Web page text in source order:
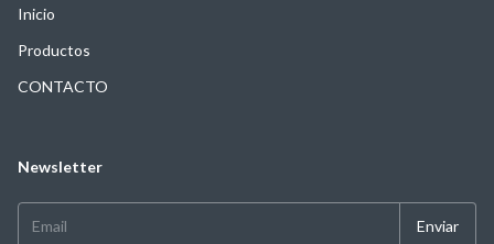
Inicio
Productos
CONTACTO
Newsletter